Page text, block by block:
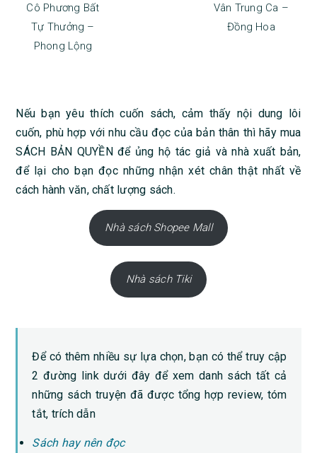
Cô Phương Bất
Tự Thưởng –
Phong Lộng
Vân Trung Ca –
Đồng Hoa
Nếu bạn yêu thích cuốn sách, cảm thấy nội dung lôi
cuốn, phù hợp với nhu cầu đọc của bản thân thì hãy mua
SÁCH BẢN QUYỀN để ủng hộ tác giả và nhà xuất bản,
để lại cho bạn đọc những nhận xét chân thật nhất về
cách hành văn, chất lượng sách.
Nhà sách Shopee Mall
Nhà sách Tiki
Để có thêm nhiều sự lựa chọn, bạn có thể truy cập
2 đường link dưới đây để xem danh sách tất cả
những sách truyện đã được tổng hợp review, tóm
tắt, trích dẫn
Sách hay nên đọc